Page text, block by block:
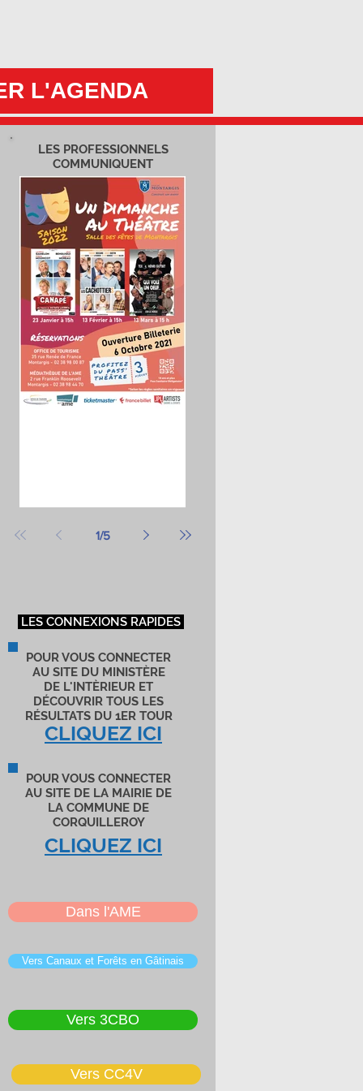
L'AGENDA
LES PROFESSIONNELS
COMMUNIQUENT
1/5
LES CONNEXIONS RAPIDES
POUR VOUS CONNECTER
AU SITE DU MINISTÈRE
DE L'INTÈRIEUR ET
DÉCOUVRIR TOUS LES
RÉSULTATS DU 1ER TOUR
CLIQUEZ ICI
POUR VOUS CONNECTER
AU SITE DE LA MAIRIE DE
LA COMMUNE DE
CORQUILLEROY
CLIQUEZ ICI
Dans l'AME
Vers Canaux et Forêts en Gâtinais
Vers 3CBO
Vers CC4V